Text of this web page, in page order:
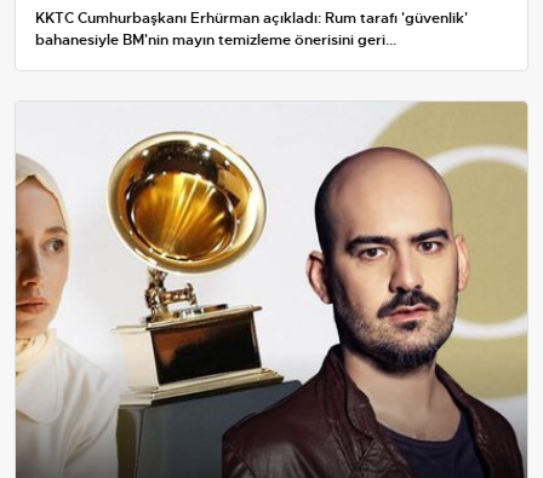
KKTC Cumhurbaşkanı Erhürman açıkladı: Rum tarafı 'güvenlik'
bahanesiyle BM'nin mayın temizleme önerisini geri...